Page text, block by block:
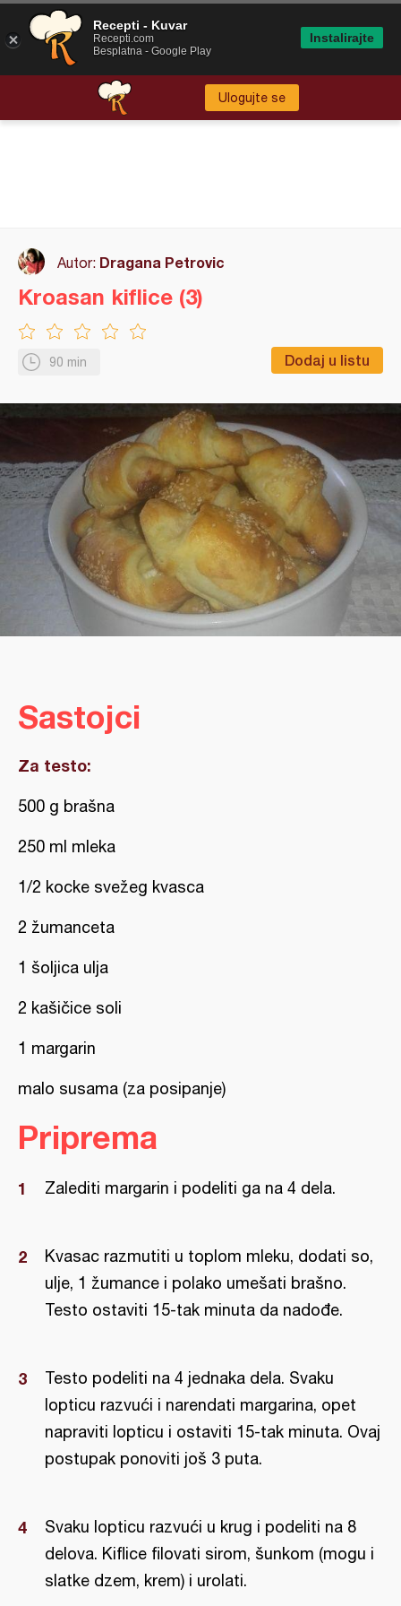
Ulogujte se
Autor: Dragana Petrovic
90 min Dodaj u listu
Kroasan kiflice (3)
Sastojci
Za testo:
500 g brašna
250 ml mleka
1/2 kocke svežeg kvasca
2 žumanceta
1 šoljica ulja
2 kašičice soli
1 margarin
malo susama (za posipanje)
Priprema
Zalediti margarin i podeliti ga na 4 dela.
Kvasac razmutiti u toplom mleku, dodati so,
ulje, 1 žumance i polako umešati brašno.
Testo ostaviti 15-tak minuta da nadođe.
Testo podeliti na 4 jednaka dela. Svaku
lopticu razvući i narendati margarina, opet
napraviti lopticu i ostaviti 15-tak minuta. Ovaj
postupak ponoviti još 3 puta.
Svaku lopticu razvući u krug i podeliti na 8
delova. Kiflice filovati sirom, šunkom (mogu i
slatke dzem, krem) i urolati.
Recepti - Kuvar
Recepti.com
Besplatna - Google Play
Instalirajte